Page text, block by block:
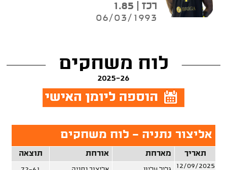
רכז | 1.85
06/03/1993
לוח משחקים
2025-26
אליצור נתניה - לוח משחקים
תאריך מארחת אורחת תוצאה
12/09/2025